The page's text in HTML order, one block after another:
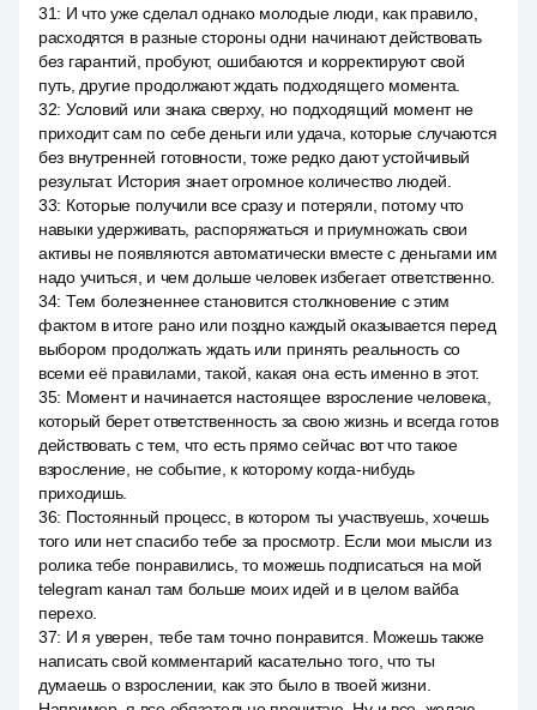
31: И что уже сделал однако молодые люди, как правило,
расходятся в разные стороны одни начинают действовать
без гарантий, пробуют, ошибаются и корректируют свой
путь, другие продолжают ждать подходящего момента.
32: Условий или знака сверху, но подходящий момент не
приходит сам по себе деньги или удача, которые случаются
без внутренней готовности, тоже редко дают устойчивый
результат. История знает огромное количество людей.
33: Которые получили все сразу и потеряли, потому что
навыки удерживать, распоряжаться и приумножать свои
активы не появляются автоматически вместе с деньгами им
надо учиться, и чем дольше человек избегает ответственно.
34: Тем болезненнее становится столкновение с этим
фактом в итоге рано или поздно каждый оказывается перед
выбором продолжать ждать или принять реальность со
всеми её правилами, такой, какая она есть именно в этот.
35: Момент и начинается настоящее взросление человека,
который берет ответственность за свою жизнь и всегда готов
действовать с тем, что есть прямо сейчас вот что такое
взросление, не событие, к которому когда-нибудь
приходишь.
36: Постоянный процесс, в котором ты участвуешь, хочешь
того или нет спасибо тебе за просмотр. Если мои мысли из
ролика тебе понравились, то можешь подписаться на мой
telegram канал там больше моих идей и в целом вайба
перехо.
37: И я уверен, тебе там точно понравится. Можешь также
написать свой комментарий касательно того, что ты
думаешь о взрослении, как это было в твоей жизни.